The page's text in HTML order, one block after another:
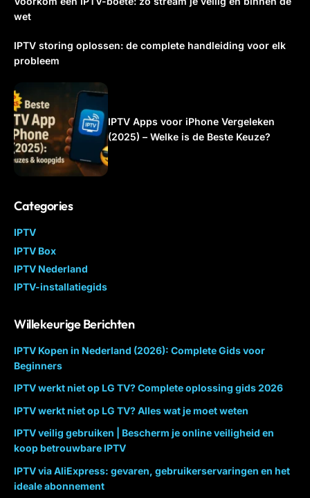
wet
IPTV storing oplossen: de complete handleiding voor elk
probleem
IPTV Apps voor iPhone Vergeleken
(2025) – Welke is de Beste Keuze?
Categories
IPTV
IPTV Box
IPTV Nederland
IPTV-installatiegids
Willekeurige Berichten
IPTV Kopen in Nederland (2026): Complete Gids voor
Beginners
IPTV werkt niet op LG TV? Complete oplossing gids 2026
IPTV werkt niet op LG TV? Alles wat je moet weten
IPTV veilig gebruiken | Bescherm je online veiligheid en
koop betrouwbare IPTV
IPTV via AliExpress: gevaren, gebruikerservaringen en het
ideale abonnement